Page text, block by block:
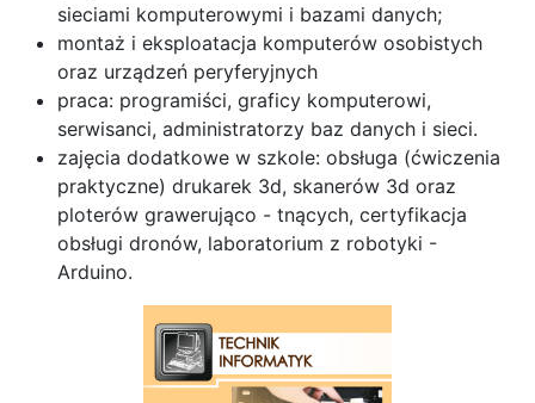
sieciami komputerowymi i bazami danych;
montaż i eksploatacja komputerów osobistych
oraz urządzeń peryferyjnych
praca: programiści, graficy komputerowi,
serwisanci, administratorzy baz danych i sieci.
zajęcia dodatkowe w szkole: obsługa (ćwiczenia
praktyczne) drukarek 3d, skanerów 3d oraz
ploterów grawerująco - tnących, certyfikacja
obsługi dronów, laboratorium z robotyki -
Arduino.